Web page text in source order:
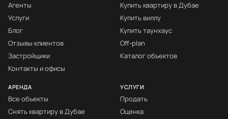
Агенты
Услуги
Блог
Отзывы клиентов
Застройщики
Контакты и офисы
Купить квартиру в Дубае
Купить виллу
Купить таунхаус
Off-plan
Каталог объектов
АРЕНДА
Все объекты
Снять квартиру в Дубае
УСЛУГИ
Продать
Оценка